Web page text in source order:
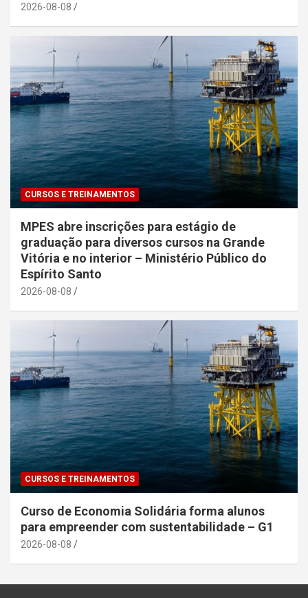
2026-08-08
CURSOS E TREINAMENTOS
MPES abre inscrições para estágio de
graduação para diversos cursos na Grande
Vitória e no interior – Ministério Público do
Espírito Santo
2026-08-08
CURSOS E TREINAMENTOS
Curso de Economia Solidária forma alunos
para empreender com sustentabilidade – G1
2026-08-08